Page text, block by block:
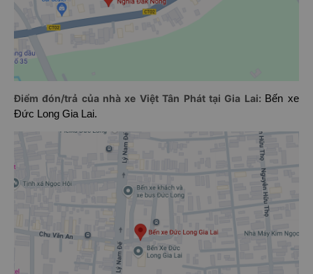
Điểm đón/trả của nhà xe Việt Tân Phát tại Gia Lai: Bến xe
Đức Long Gia Lai.